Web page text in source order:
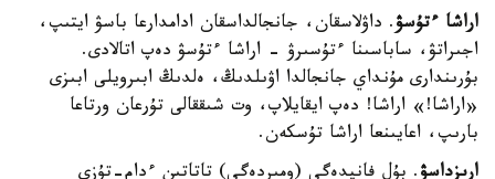
اراشا ءتۇسۋ. داۋلاسقان، جانجالداسقان ادامدارعا باسۋ ايتىپ،
اجىراتۋ، ساباسىنا ءتۇسىرۋ - اراشا ءتۇسۋ دەپ اتالادى.
بۇرىندارى مۇنداي جانجالدا اۋىلدىڭ، ەلدىڭ ابىرويلى ابىزى
«اراشا!» اراشا! دەپ ايقايلاپ، وت شىققالى تۇرعان ورتاعا
بارىپ، اعايىنعا اراشا تۇسكەن.
ارىزداسۋ. بۇل فانيدەگى (ومىردەگى) تاتاتىن ءدام-تۇزى